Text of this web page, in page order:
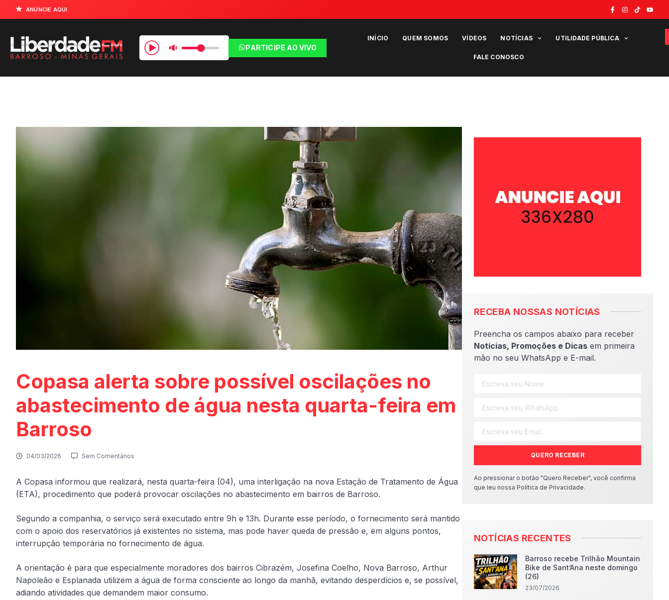
ANÚNCIE AQUI
PARTICIPE AO VIVO
INÍCIO QUEM SOMOS VÍDEOS NOTÍCIAS UTILIDADE PÚBLICA
FALE CONOSCO
Copasa alerta sobre possível oscilações no
abastecimento de água nesta quarta-feira em
Barroso
04/03/2026 Sem Comentários
A Copasa informou que realizará, nesta quarta-feira (04), uma interligação na nova Estação de Tratamento de Água
(ETA), procedimento que poderá provocar oscilações no abastecimento em bairros de Barroso.
Segundo a companhia, o serviço será executado entre 9h e 13h. Durante esse período, o fornecimento será mantido
com o apoio dos reservatórios já existentes no sistema, mas pode haver queda de pressão e, em alguns pontos,
interrupção temporária no fornecimento de água.
A orientação é para que especialmente moradores dos bairros Cibrazém, Josefina Coelho, Nova Barroso, Arthur
Napoleão e Esplanada utilizem a água de forma consciente ao longo da manhã, evitando desperdícios e, se possível,
adiando atividades que demandem maior consumo.
RECEBA NOSSAS NOTÍCIAS
Preencha os campos abaixo para receber
Notícias, Promoções e Dicas em primeira
mão no seu WhatsApp e E-mail.
QUERO RECEBER
Ao pressionar o botão "Quero Receber", você confirma
que leu nossa Política de Privacidade.
NOTÍCIAS RECENTES
Barroso recebe Trilhão Mountain
Bike de Sant’Ana neste domingo
(26)
23/07/2026